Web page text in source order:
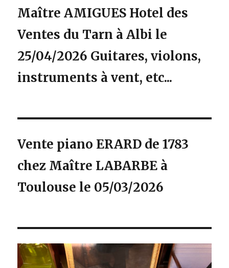
Maître AMIGUES Hotel des
Ventes du Tarn à Albi le
25/04/2026 Guitares, violons,
instruments à vent, etc...
Vente piano ERARD de 1783
chez Maître LABARBE à
Toulouse le 05/03/2026